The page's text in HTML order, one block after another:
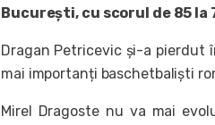
București, cu scorul de 85
Dragan Petricevic și-a pierdut
mai importanți baschetbaliști
Mirel Dragoste nu va mai